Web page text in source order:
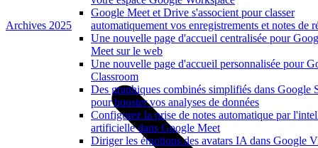
Google Meet et Drive s'associent pour classer
automatiquement vos enregistrements et notes de
Une nouvelle page d'accueil centralisée pour
Meet sur le web
Une nouvelle page d'accueil personnalisée pour
Classroom
Des graphiques combinés simplifiés dans Google
pour booster vos analyses de données
Configurez la prise de notes automatique par
artificielle dans Google Meet
Diriger les émotions des avatars IA dans Google
Archives 2025